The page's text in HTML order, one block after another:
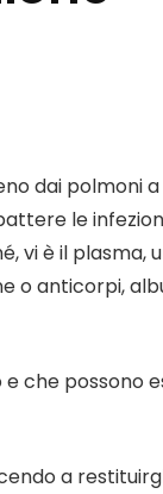
dai polmoni
le
è il plasma,
o anticorpi,
che possono
a